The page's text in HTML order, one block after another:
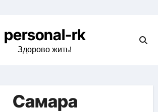
personal-rk
Здорово жить!
Самара